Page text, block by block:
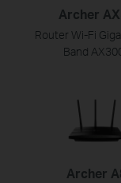
Archer
Router Wi-Fi
Band
Archer